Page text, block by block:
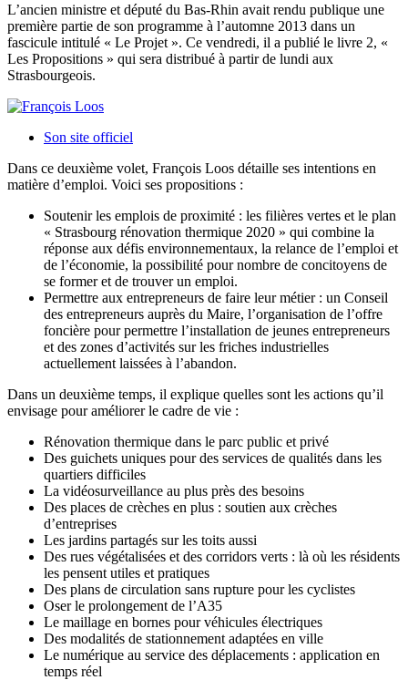
L’ancien ministre et député du Bas-Rhin avait rendu publique une
première partie de son programme à l’automne 2013 dans un
fascicule intitulé « Le Projet ». Ce vendredi, il a publié le livre 2, «
Les Propositions » qui sera distribué à partir de lundi aux
Strasbourgeois.
Son site officiel
Dans ce deuxième volet, François Loos détaille ses intentions en
matière d’emploi. Voici ses propositions :
Soutenir les emplois de proximité : les filières vertes et le plan
« Strasbourg rénovation thermique 2020 » qui combine la
réponse aux défis environnementaux, la relance de l’emploi et
de l’économie, la possibilité pour nombre de concitoyens de
se former et de trouver un emploi.
Permettre aux entrepreneurs de faire leur métier : un Conseil
des entrepreneurs auprès du Maire, l’organisation de l’offre
foncière pour permettre l’installation de jeunes entrepreneurs
et des zones d’activités sur les friches industrielles
actuellement laissées à l’abandon.
Dans un deuxième temps, il explique quelles sont les actions qu’il
envisage pour améliorer le cadre de vie :
Rénovation thermique dans le parc public et privé
Des guichets uniques pour des services de qualités dans les
quartiers difficiles
La vidéosurveillance au plus près des besoins
Des places de crèches en plus : soutien aux crèches
d’entreprises
Les jardins partagés sur les toits aussi
Des rues végétalisées et des corridors verts : là où les résidents
les pensent utiles et pratiques
Des plans de circulation sans rupture pour les cyclistes
Oser le prolongement de l’A35
Le maillage en bornes pour véhicules électriques
Des modalités de stationnement adaptées en ville
Le numérique au service des déplacements : application en
temps réel